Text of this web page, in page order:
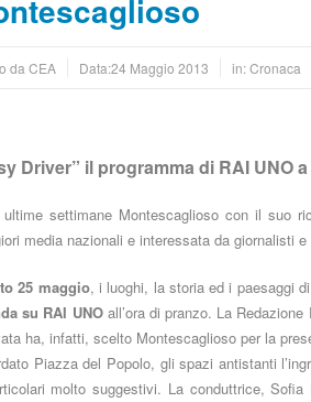
da CEA Data:24 Maggio 2013 in:Cronaca
Driver” il programma di RAI UNO
ultime settimane Montescaglioso con il suo
media nazionali e interessata da giornalisti e
25 maggio, i luoghi, la storia ed i paesaggi
su RAI UNO all’ora di pranzo. La
ha, infatti, scelto Montescaglioso per la
Piazza del Popolo, gli spazi antistanti
molto suggestivi. La conduttrice,